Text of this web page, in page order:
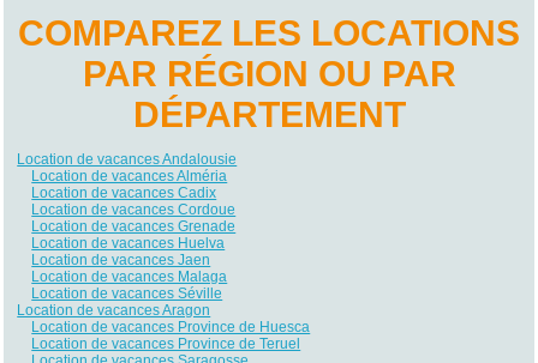
COMPAREZ LES LOCATIONS
PAR RÉGION OU PAR
DÉPARTEMENT
Location de vacances Andalousie
Location de vacances Alméria
Location de vacances Cadix
Location de vacances Cordoue
Location de vacances Grenade
Location de vacances Huelva
Location de vacances Jaen
Location de vacances Malaga
Location de vacances Séville
Location de vacances Aragon
Location de vacances Province de Huesca
Location de vacances Province de Teruel